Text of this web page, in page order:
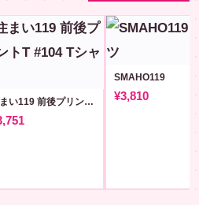
住まい119 前後プリントT #104
SMAHO119
¥3,810